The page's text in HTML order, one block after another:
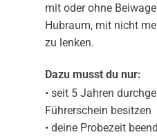
mit oder ohne
Hubraum, mit nicht
zu lenken.
Dazu musst du nur:
• seit 5 Jahren
Führerschein besitzen
• deine Probezeit